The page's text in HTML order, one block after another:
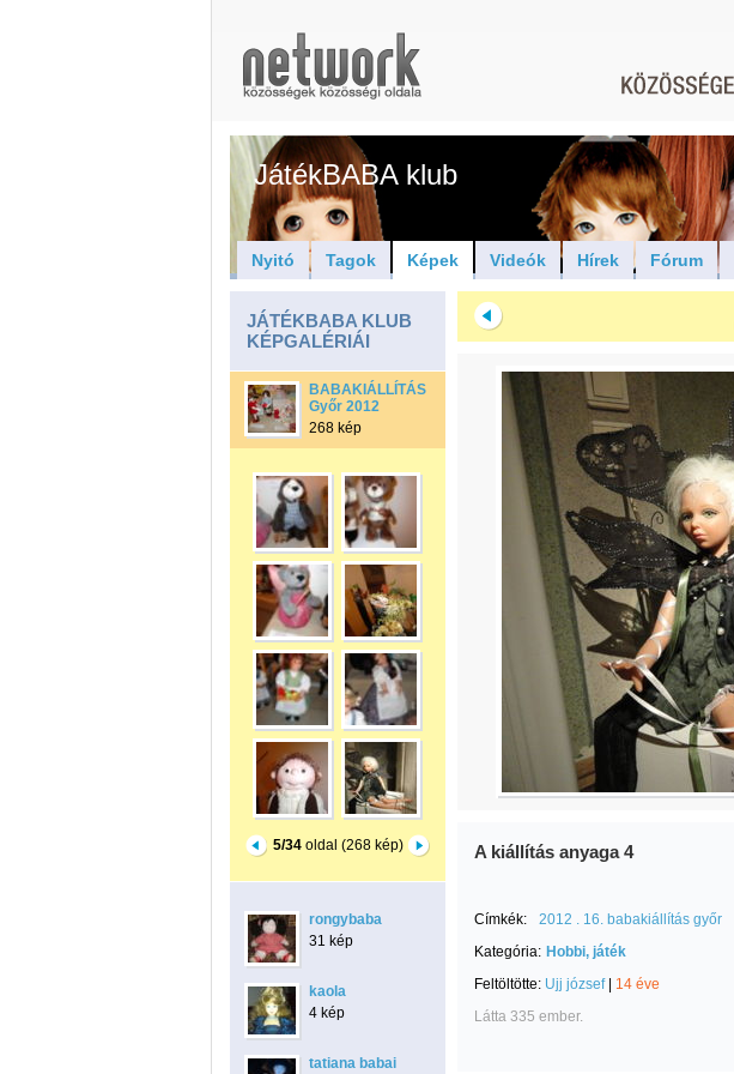
JátékBABA klub
Nyitó Tagok Képek Videók Hírek Fórum
JÁTÉKBABA KLUB
KÉPGALÉRIÁI
BABAKIÁLLÍTÁS
Győr 2012
268 kép
5/34oldal (268 kép)
rongybaba
31 kép
kaola
4 kép
tatiana babai
A kiállítás anyaga 4
Címkék:
2012 . 16. babakiállítás győr
Kategória: Hobbi, játék
Feltöltötte: Ujj józsef| 14 éve
Látta 335 ember.